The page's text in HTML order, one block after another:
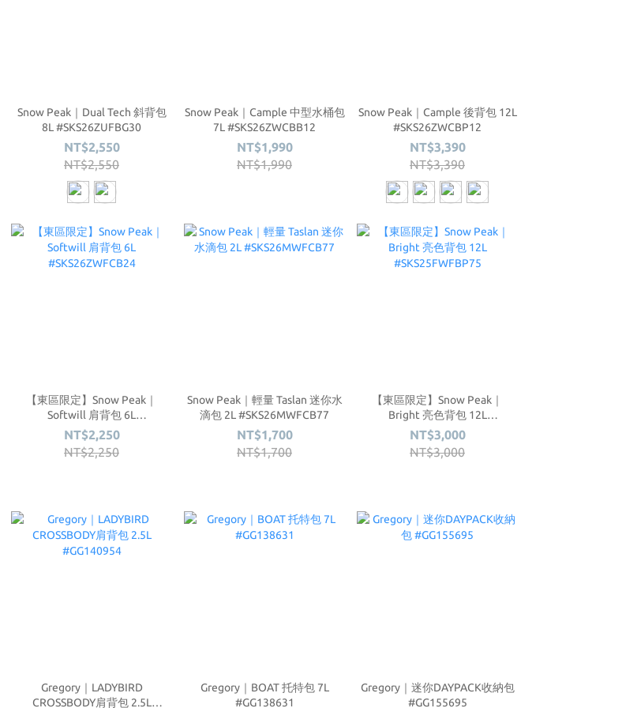
Snow Peak｜Dual Tech 斜背包
8L #SKS26ZUFBG30
NT$2,550
NT$2,550
Snow Peak｜Cample 中型水桶包
7L #SKS26ZWCBB12
NT$1,990
NT$1,990
Snow Peak｜Cample 後背包 12L
#SKS26ZWCBP12
NT$3,390
NT$3,390
【東區限定】Snow Peak｜
Softwill 肩背包 6L
#SKS26ZWFCB24
NT$2,250
NT$2,250
Snow Peak｜輕量 Taslan 迷你水
滴包 2L #SKS26MWFCB77
NT$1,700
NT$1,700
【東區限定】Snow Peak｜
Bright 亮色背包 12L
#SKS25FWFBP75
NT$3,000
NT$3,000
Gregory｜LADYBIRD
CROSSBODY肩背包 2.5L
Gregory｜BOAT 托特包 7L
#GG138631
Gregory｜迷你DAYPACK收納包
#GG155695